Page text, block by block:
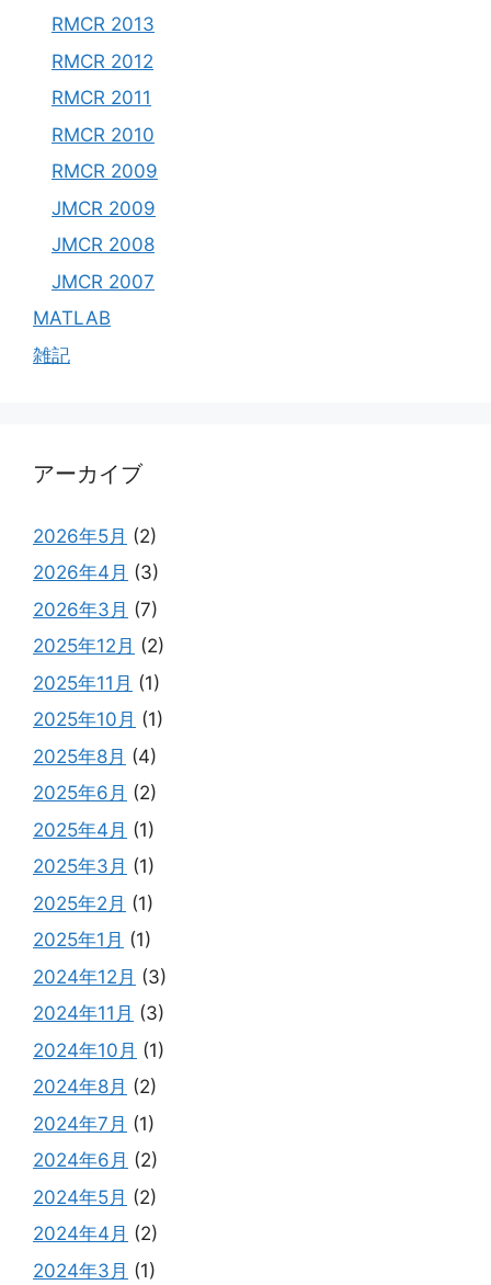
RMCR 2013
RMCR 2012
RMCR 2011
RMCR 2010
RMCR 2009
JMCR 2009
JMCR 2008
JMCR 2007
MATLAB
雑記
アーカイブ
2026年5月 (2)
2026年4月 (3)
2026年3月 (7)
2025年12月 (2)
2025年11月 (1)
2025年10月 (1)
2025年8月 (4)
2025年6月 (2)
2025年4月 (1)
2025年3月 (1)
2025年2月 (1)
2025年1月 (1)
2024年12月 (3)
2024年11月 (3)
2024年10月 (1)
2024年8月 (2)
2024年7月 (1)
2024年6月 (2)
2024年5月 (2)
2024年4月 (2)
2024年3月 (1)